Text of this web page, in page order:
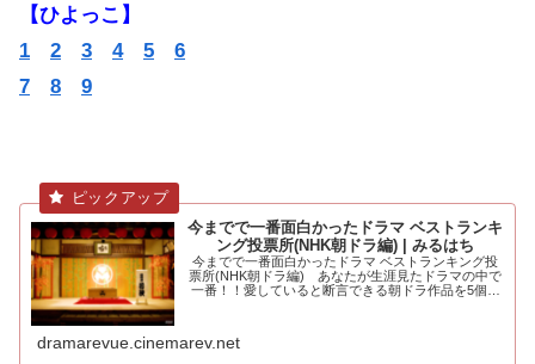
【ひよっこ】
1
2 3 4 5
6
7
8 9
今までで一番面白かったドラマ ベストランキ
ング投票所(NHK朝ドラ編) | みるはち
今までで一番面白かったドラマ ベストランキング投
票所(NHK朝ドラ編) あなたが生涯見たドラマの中で
一番！！愛していると断言できる朝ドラ作品を5個選
dramarevue.cinemarev.net